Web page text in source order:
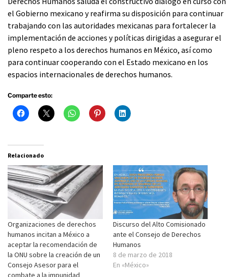
el Gobierno mexicano y reafirma su disposición para continuar
trabajando con las autoridades mexicanas para fortalecer la
implementación de acciones y políticas dirigidas a asegurar el
pleno respeto a los derechos humanos en México, así como
para continuar cooperando con el Estado mexicano en los
espacios internacionales de derechos humanos.
Comparte esto:
Relacionado
Organizaciones de derechos
humanos incitan a México a
aceptar la recomendación de
la ONU sobre la creación de un
Consejo Asesor para el
combate a la impunidad
Discurso del Alto Comisionado
ante el Consejo de Derechos
Humanos
8 de marzo de 2018
En «México»